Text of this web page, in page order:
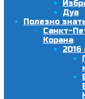
Дуа
Полезно
Санкт-
Корана
2016